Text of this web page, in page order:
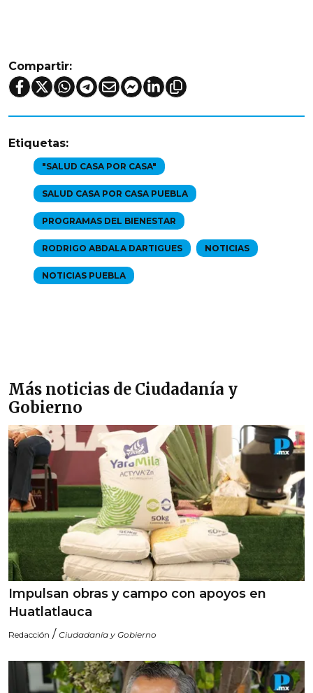
Compartir:
Etiquetas:
"SALUD CASA POR CASA"
SALUD CASA POR CASA PUEBLA
PROGRAMAS DEL BIENESTAR
RODRIGO ABDALA DARTIGUES NOTICIAS
NOTICIAS PUEBLA
Más noticias de Ciudadanía y
Gobierno
Impulsan obras y campo con apoyos en
Huatlatlauca
Redacción / Ciudadanía y Gobierno